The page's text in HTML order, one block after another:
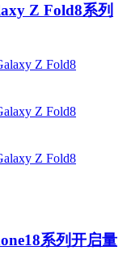
Z Fold8系列
系列开启量